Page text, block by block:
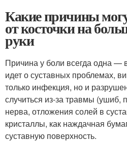
Какие причины
от косточки на
руки
Причина у боли всегда одна —
идет о суставных проблемах,
только инфекция, но и
случиться из-за травмы (ушиб,
нерва, отложения солей в
кристаллы, как наждачная
суставную поверхность.